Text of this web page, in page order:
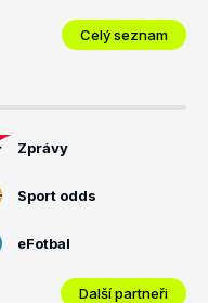
Celý seznam
Zprávy
Sport odds
eFotbal
Další partneři